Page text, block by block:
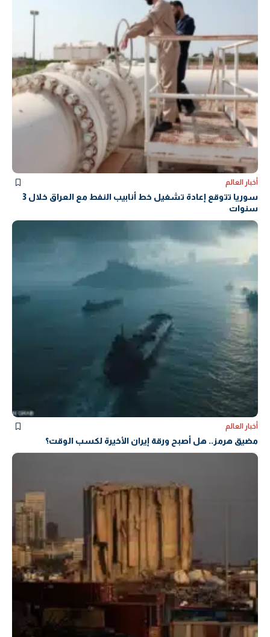
أخبار العالم
سوريا تتوقع إعادة تشغيل خط أنابيب النفط مع العراق خلال 3
سنوات
أخبار العالم
مضيق هرمز.. هل أصبح ورقة إيران الأخيرة لكسب الوقت؟